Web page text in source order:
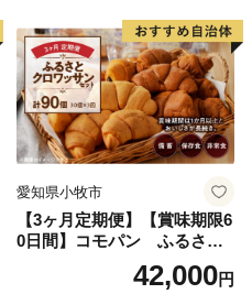
愛知県小牧市
【3ヶ月定期便】【賞味期限6
0日間】コモパン ふるさと
クロワッサンセット（計90
個）／災害用備蓄 保存食 非
42,000円